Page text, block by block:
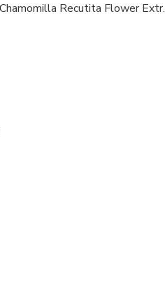
Recutita Flower Extr.